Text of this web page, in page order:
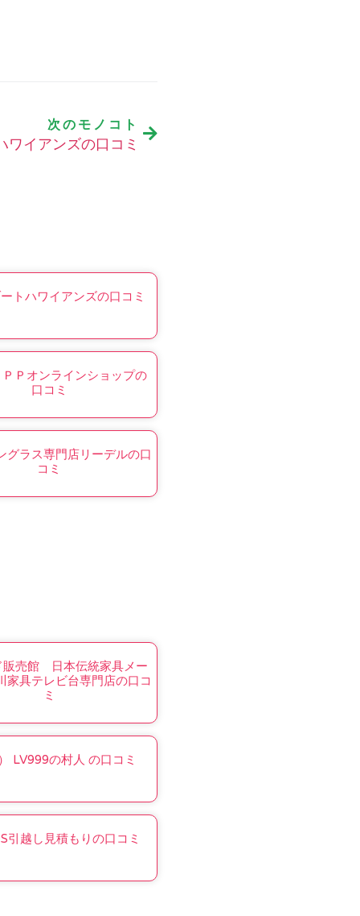
次のモノコト
ワイアンズの口コミ
トハワイアンズの口コミ
Ｐオンラインショップの
口コミ
グラス専門店リーデルの口
コミ
販売館 日本伝統家具メー
家具テレビ台専門店の口コ
ミ
LV999の村人 の口コミ
引越し見積もりの口コミ